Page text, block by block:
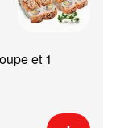
et 1